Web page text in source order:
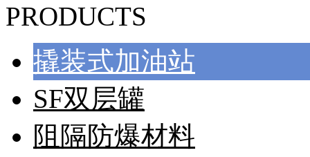
PRODUCTS
撬装式加油站
SF双层罐
阻隔防爆材料